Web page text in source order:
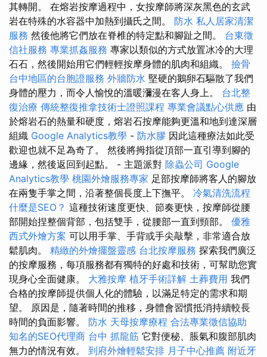
其轉開。 在熔岩按摩過程中，女按摩師將深灰黑色的玄武
岩在特殊的水容器中加熱到攝氏之間。 防水 私人居家清潔
服務 然後他將它們放在脊椎的特定點和腳趾之間。 台東徵
信社服務 專業抓姦服務 專家以類似的方式放置冰冷的大理
石石，然後開始用它們輕輕按摩身體的肌肉和組織。 撿骨
台中地區的台胞證服務 外牆防水 堅硬的鵝卵石驅散了我們
身體的壓力，而令人愉悅的溫暖瀰漫在客人身上。 台北整
復治療 傳統整復推拿技術士證照課程 專業會議點心供應 由
於熔岩石的熱量和硬度，熔岩石按摩能夠更溫和地到達深層
組織 Google Analytics教學 - 防水膠 因此這種療法如此受
歡迎也就不足為奇了。 然後將拇指從頂部一直引導到腳的
邊緣，然後返回到起點。 - 主題派對 除蟲公司 Google
Analytics教學 桃園外燴服務專家 足部按摩師將客人的腳放
在兩隻手掌之間，沿著整個長度上下撫平。 冷氣清洗流程
什麼是SEO？ 這種技術速度更快、節奏更快，按摩師從腰
部開始捏整個背部，包括雙手，從腰部一直到頸部。 優雅
西式外燴方案 可以用手掌、手背或手尖敲擊，非常適合放
鬆肌肉。 精緻的外燴擺盤靈感 台北按摩服務 探索我們廣泛
的按摩服務，每項服務都有獨特的好處和技術，可幫助您實
現身心全面健康。 大雅按摩 植牙手術詳解 土葬費用 我們
合格的按摩師提供個人化的體驗，以滿足特定的需求和期
望。 原因是，隨著時間的推移，身體會習慣抵消持續較長
時間的負面影響。 防水 天母按摩療程 合法專業徵信協助
知名的SEO代理商 台中 抓龍筋 它對便秘、脹氣和腹部肌肉
無力的情況有效。 到府外燴輕鬆安排 月子中心推薦 附近牙